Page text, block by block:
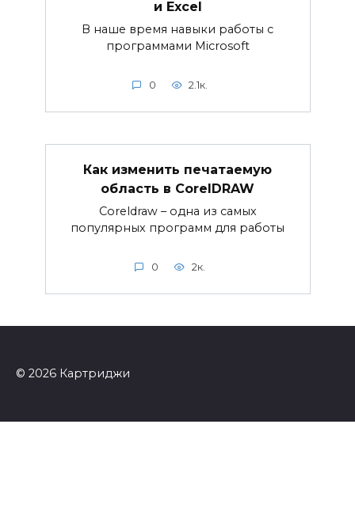
и Excel
В наше время навыки работы с
программами Microsoft
0 2.1к.
Как изменить печатаемую
область в CorelDRAW
Coreldraw – одна из самых
популярных программ для работы
0 2к.
© 2026 Картриджи